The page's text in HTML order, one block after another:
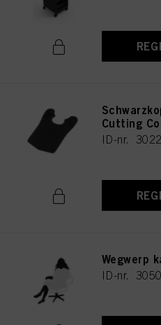
Cutting
ID-nr.
Wegwerp
ID-nr.